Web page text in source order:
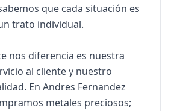
que cada situación es
trato individual.
nos diferencia es nuestra
al cliente y nuestro
En Andres Fernandez
metales preciosos;